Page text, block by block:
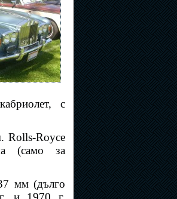
с
Rolls-Royce
(само за
мм (дълго